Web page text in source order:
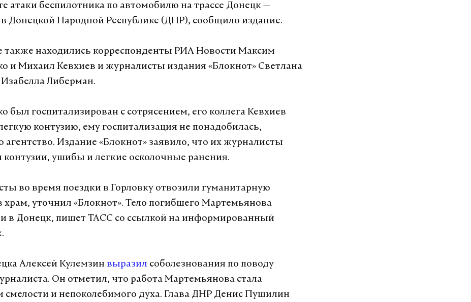
атаки беспилотника по автомобилю на трассе Донецк —
в Донецкой Народной Республике (ДНР), сообщило издание.
также находились корреспонденты РИА Новости Максим
и Михаил Кевхиев и журналисты издания «Блокнот» Светлана
Либерман.
был госпитализирован с сотрясением, его коллега Кевхиев
контузию, ему госпитализация не понадобилась,
агентство. Издание «Блокнот» заявило, что их журналисты
контузии, ушибы и легкие осколочные ранения.
во время поездки в Горловку отвозили гуманитарную
уточнил «Блокнот». Тело погибшего Мартемьянова
в Донецк, пишет ТАСС со ссылкой на информированный
Алексей Кулемзин выразил соболезнования по поводу
Он отметил, что работа Мартемьянова стала
смелости и непоколебимого духа. Глава ДНР Денис Пушилин